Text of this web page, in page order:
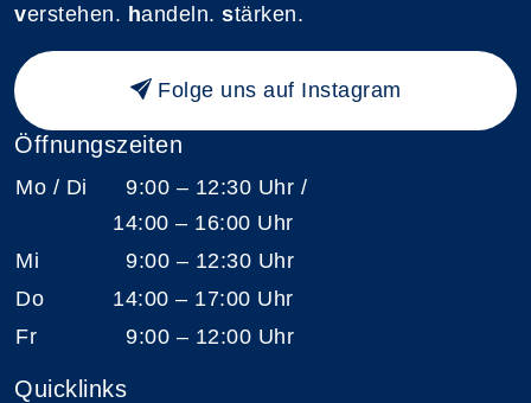
verstehen. handeln. stärken.
Folge uns auf Instagram
Öffnungszeiten
Mo / Di
9:00 – 12:30 Uhr /
14:00 – 16:00 Uhr
Mi
9:00 – 12:30 Uhr
Do
14:00 – 17:00 Uhr
Fr
9:00 – 12:00 Uhr
Quicklinks